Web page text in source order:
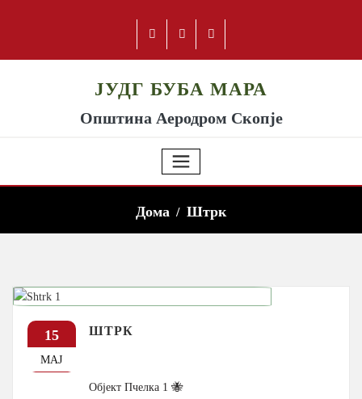
ЈУДГ БУБА МАРА
Општина Аеродром Скопје
Дома Штрк
15
МАЈ
ШТРК
Објект Пчелка 1 🐝